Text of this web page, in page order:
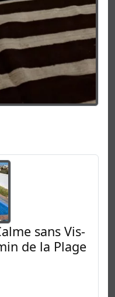
sans Vis-
de la Plage